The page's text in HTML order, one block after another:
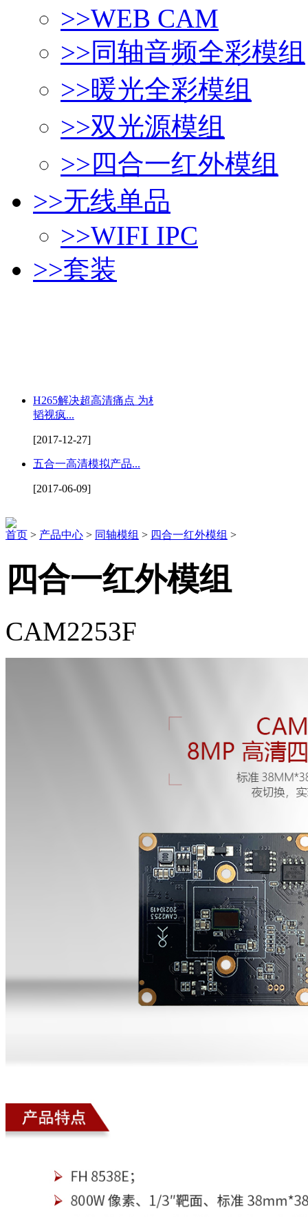
>>WEB CAM
>>同轴音频全彩模组
>>暖光全彩模组
>>双光源模组
>>四合一红外模组
>>无线单品
>>WIFI IPC
>>套装
H265解决超高清痛点 为杭州
韬视疯...
[2017-12-27]
五合一高清模拟产品...
[2017-06-09]
首页 > 产品中心 > 同轴模组 > 四合一红外模组 >
四合一红外模组
CAM2253F